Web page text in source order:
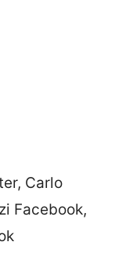
Carlo
Facebook,